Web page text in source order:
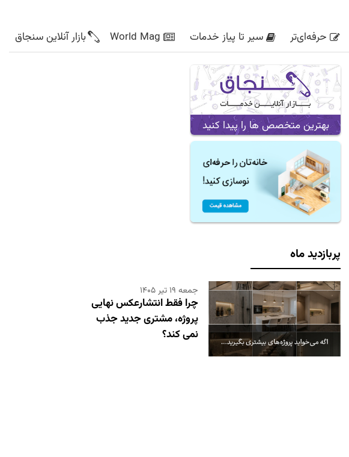
حرفه‌ای‌تر سیر تا پیاز خدمات World Mag بازار آنلاین سنجاق
بهترین متخصص ها را پیدا کنید
پربازدید ماه
چرا فقط انتشارعکس نهایی
پروژه، مشتری جدید جذب
نمی کند؟
جمعه ۱۹ تیر ۱۴۰۵